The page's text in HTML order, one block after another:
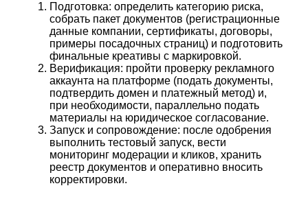
Подготовка: определить категорию риска,
собрать пакет документов (регистрационные
данные компании, сертификаты, договоры,
примеры посадочных страниц) и подготовить
финальные креативы с маркировкой.
Верификация: пройти проверку рекламного
аккаунта на платформе (подать документы,
подтвердить домен и платежный метод) и,
при необходимости, параллельно подать
материалы на юридическое согласование.
Запуск и сопровождение: после одобрения
выполнить тестовый запуск, вести
мониторинг модерации и кликов, хранить
реестр документов и оперативно вносить
корректировки.